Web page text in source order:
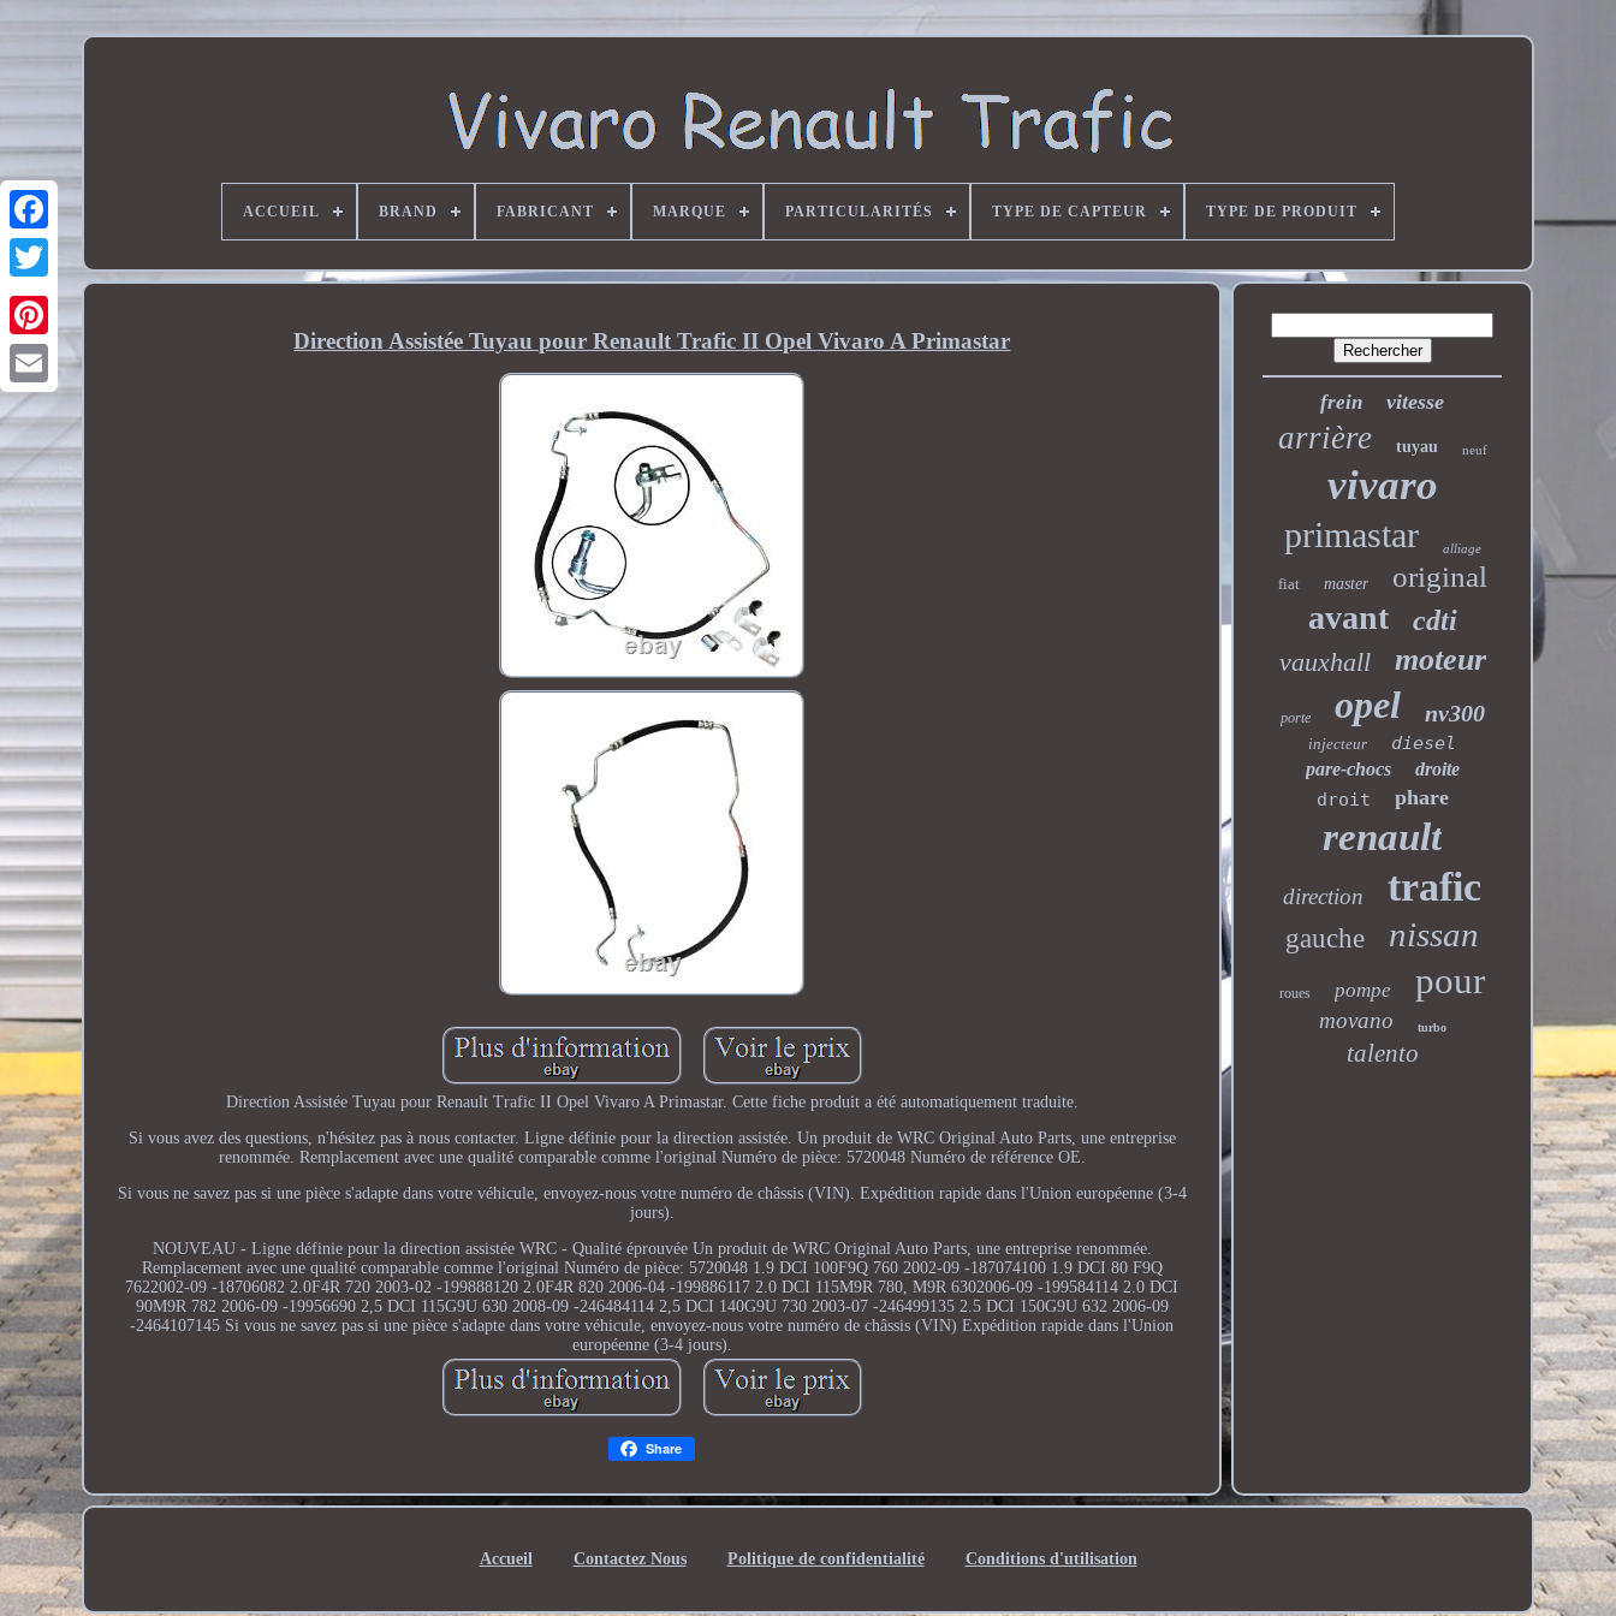
ACCUEIL BRAND FABRICANT MARQUE PARTICULARITÉS TYPE DE CAPTEUR TYPE DE PRODUIT
Direction Assistée Tuyau pour Renault Trafic II Opel Vivaro A Primastar
Direction Assistée Tuyau pour Renault Trafic II Opel Vivaro A Primastar. Cette fiche produit a été automatiquement traduite.
Si vous avez des questions, n'hésitez pas à nous contacter. Ligne définie pour la direction assistée. Un produit de WRC Original Auto Parts, une entreprise
renommée. Remplacement avec une qualité comparable comme l'original Numéro de pièce: 5720048 Numéro de référence OE.
Si vous ne savez pas si une pièce s'adapte dans votre véhicule, envoyez-nous votre numéro de châssis (VIN). Expédition rapide dans l'Union européenne (3-4
jours).
NOUVEAU - Ligne définie pour la direction assistée WRC - Qualité éprouvée Un produit de WRC Original Auto Parts, une entreprise renommée.
Remplacement avec une qualité comparable comme l'original Numéro de pièce: 5720048 1.9 DCI 100F9Q 760 2002-09 -187074100 1.9 DCI 80 F9Q
7622002-09 -18706082 2.0F4R 720 2003-02 -199888120 2.0F4R 820 2006-04 -199886117 2.0 DCI 115M9R 780, M9R 6302006-09 -199584114 2.0 DCI
90M9R 782 2006-09 -19956690 2,5 DCI 115G9U 630 2008-09 -246484114 2,5 DCI 140G9U 730 2003-07 -246499135 2.5 DCI 150G9U 632 2006-09
-2464107145 Si vous ne savez pas si une pièce s'adapte dans votre véhicule, envoyez-nous votre numéro de châssis (VIN) Expédition rapide dans l'Union
européenne (3-4 jours).
Share
frein vitesse
arrière tuyau neuf
vivaro
primastar alliage
fiat master original
avant cdti
vauxhall moteur
porte opel nv300
injecteur diesel
pare-chocs droite
droit phare
renault
direction trafic
gauche nissan
roues pompe pour
movano turbo
talento
Accueil Contactez Nous Politique de confidentialité Conditions d'utilisation